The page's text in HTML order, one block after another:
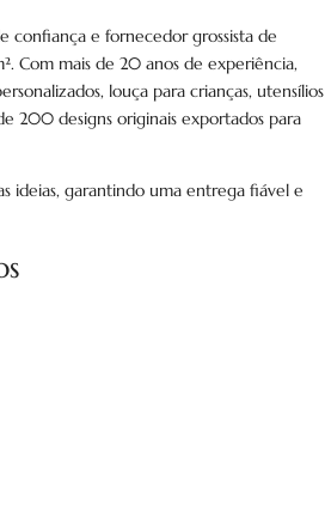
confiança e fornecedor grossista de
Com mais de 20 anos de experiência,
louça para crianças, utensílios
200 designs originais exportados para
ideias, garantindo uma entrega fiável e